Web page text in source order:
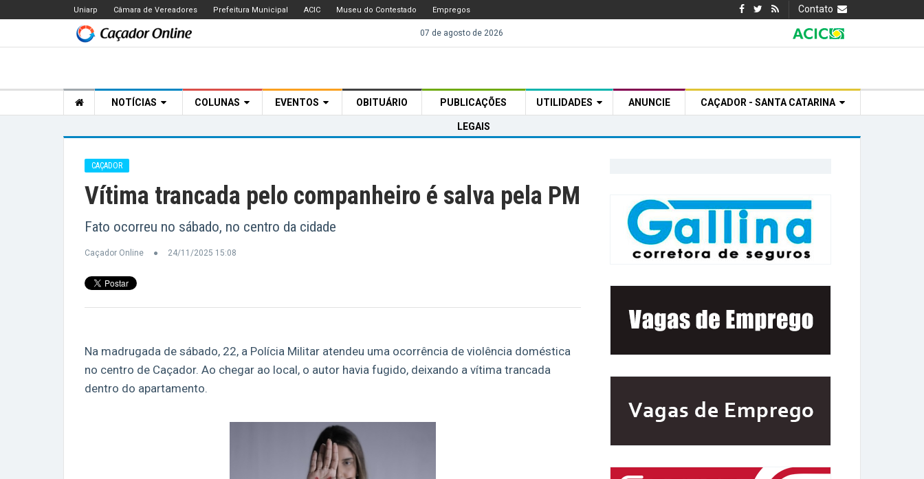
Uniarp Câmara de Vereadores Prefeitura Municipal ACIC Museu do Contestado Empregos Contato
07 de agosto de 2026
NOTÍCIAS COLUNAS EVENTOS OBITUÁRIO PUBLICAÇÕES
LEGAIS
UTILIDADES ANUNCIE CAÇADOR - SANTA CATARINA
CAÇADOR
Vítima trancada pelo companheiro é salva pela PM
Fato ocorreu no sábado, no centro da cidade
Caçador Online 24/11/2025 15:08
Na madrugada de sábado, 22, a Polícia Militar atendeu uma ocorrência de violência doméstica
no centro de Caçador. Ao chegar ao local, o autor havia fugido, deixando a vítima trancada
dentro do apartamento.